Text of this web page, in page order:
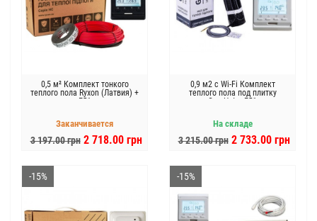
0,5 м² Комплект тонкого
теплого пола Ryxon (Латвия) +
E51
Заканчивается
3 197.00 грн 2 718.00 грн
0,9 м2 с Wi-Fi Комплект
теплого пола под плитку
GrayHot c Е51
На складе
3 215.00 грн 2 733.00 грн
-15% -15%